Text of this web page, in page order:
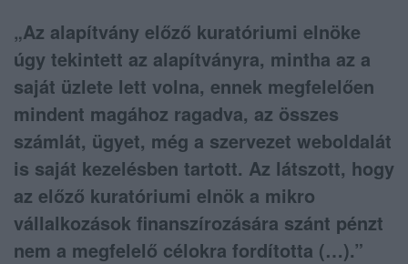
„Az alapítvány előző kuratóriumi elnöke
úgy tekintett az alapítványra, mintha az a
saját üzlete lett volna, ennek megfelelően
mindent magához ragadva, az összes
számlát, ügyet, még a szervezet weboldalát
is saját kezelésben tartott. Az látszott, hogy
az előző kuratóriumi elnök a mikro
vállalkozások finanszírozására szánt pénzt
nem a megfelelő célokra fordította (…).”